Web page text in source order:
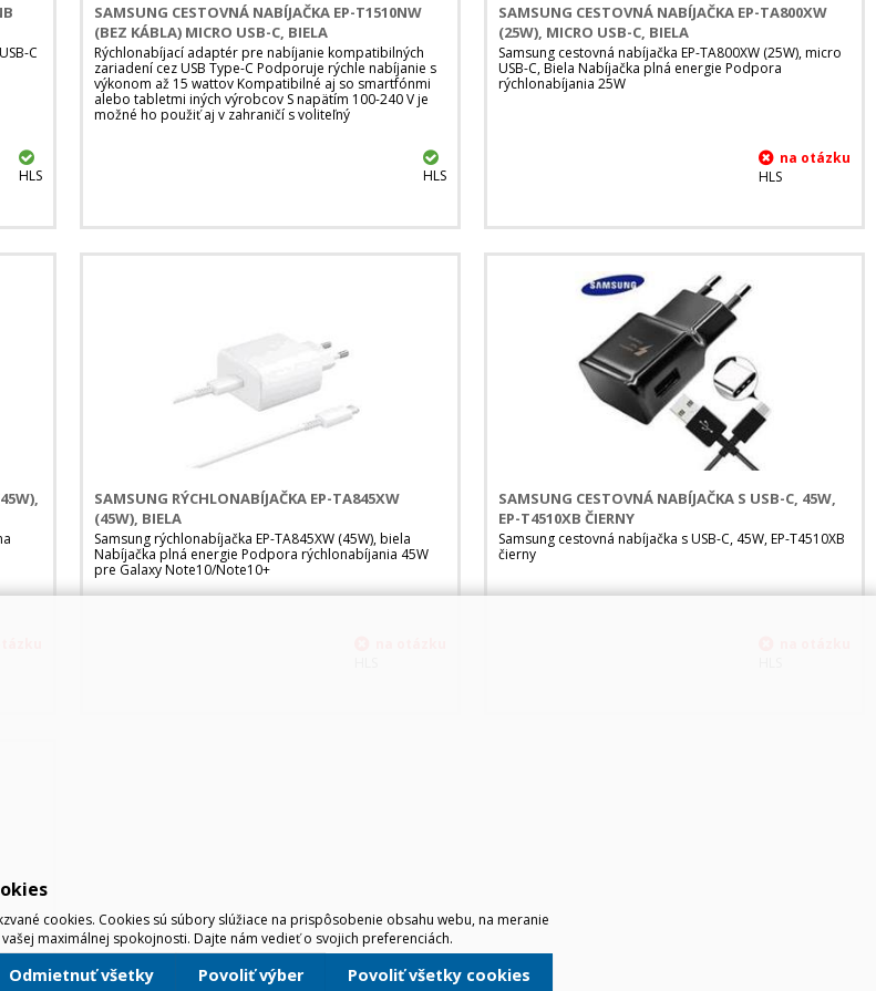
C
HLS
SAMSUNG CESTOVNÁ NABÍJAČKA EP-T1510NW
(BEZ KÁBLA) MICRO USB-C, BIELA
Rýchlonabíjací adaptér pre nabíjanie kompatibilných
zariadení cez USB Type-C Podporuje rýchle nabíjanie s
výkonom až 15 wattov Kompatibilné aj so smartfónmi
alebo tabletmi iných výrobcov S napätím 100-240 V je
možné ho použiť aj v zahraničí s voliteľný
HLS
SAMSUNG CESTOVNÁ NABÍJAČKA EP-TA800XW
(25W), MICRO USB-C, BIELA
Samsung cestovná nabíjačka EP-TA800XW (25W), micro
USB-C, Biela Nabíjačka plná energie Podpora
rýchlonabíjania 25W
HLS
SAMSUNG RÝCHLONABÍJAČKA EP-TA845XW
(45W), BIELA
Samsung rýchlonabíjačka EP-TA845XW (45W), biela
Nabíjačka plná energie Podpora rýchlonabíjania 45W
pre Galaxy Note10/Note10+
SAMSUNG CESTOVNÁ NABÍJAČKA S USB-C, 45W,
EP-T4510XB ČIERNY
Samsung cestovná nabíjačka s USB-C, 45W, EP-T4510XB
čierny
cookies. Cookies sú súbory slúžiace na prispôsobenie obsahu webu, na meranie
maximálnej spokojnosti. Dajte nám vedieť o svojich preferenciách.
Odmietnuť všetky Povoliť výber Povoliť všetky cookies